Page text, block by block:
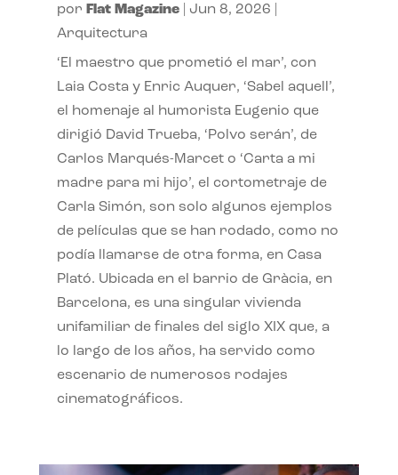
por Flat Magazine| Jun 8, 2026
Arquitectura
‘El maestro que prometió el mar’, con
Laia Costa y Enric Auquer, ‘Sabel aquell’,
el homenaje al humorista Eugenio que
dirigió David Trueba, ‘Polvo serán’, de
Carlos Marqués-Marcet o ‘Carta a mi
madre para mi hijo’, el cortometraje de
Carla Simón, son solo algunos ejemplos
de películas que se han rodado, como no
podía llamarse de otra forma, en Casa
Plató. Ubicada en el barrio de Gràcia, en
Barcelona, es una singular vivienda
unifamiliar de finales del siglo XIX que, a
lo largo de los años, ha servido como
escenario de numerosos rodajes
cinematográficos.